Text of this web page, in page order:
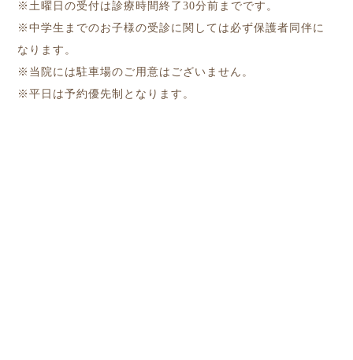
※土曜日の受付は診療時間終了30分前までです。
※中学生までのお子様の受診に関しては必ず保護者同伴に
なります。
※当院には駐車場のご用意はございません。
※平日は予約優先制となります。